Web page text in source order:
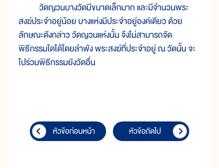
วัดญวนบางวัดมีขนาดเล็กมาก และมีจำนวนพระ
สงฆ์ประจำอยู่น้อย บางแห่งมีประจำอยู่องค์เดียว ด้วย
ลักษณะดังกล่าว วัดญวนแห่งนั้น จึงไม่สามารถจัด
พิธีกรรมใดได้โดยลำพัง พระสงฆ์ที่ประจำอยู่ ณ วัดนั้น จะ
ไปร่วมพิธีกรรมยังวัดอื่น
หัวข้อก่อนหน้า หัวข้อถัดไป